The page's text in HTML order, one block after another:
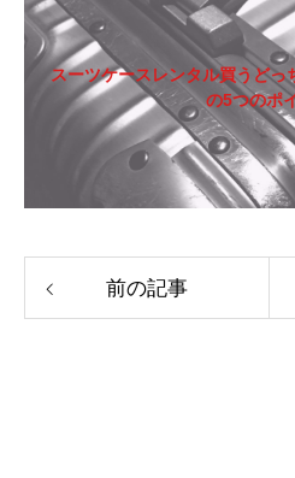
スーツケースレンタル買うど
の5つのポ
前の記事